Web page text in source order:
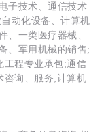
子技术、通信技术
动化设备、计算机
、一类医疗器械、
、军用机械的销售;
工程专业承包;通信
咨询、服务;计算机